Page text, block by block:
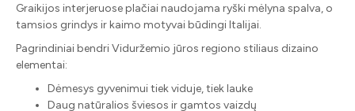
Graikijos interjeruose plačiai naudojama ryški mėlyna spalva, o
tamsios grindys ir kaimo motyvai būdingi Italijai.
Pagrindiniai bendri Viduržemio jūros regiono stiliaus dizaino
elementai:
Dėmesys gyvenimui tiek viduje, tiek lauke
Daug natūralios šviesos ir gamtos vaizdų